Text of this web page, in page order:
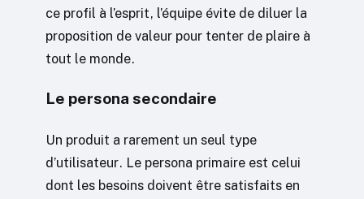
ce profil à l’esprit, l’équipe évite de diluer la
proposition de valeur pour tenter de plaire à
tout le monde.
Le persona secondaire
Un produit a rarement un seul type
d’utilisateur. Le persona primaire est celui
dont les besoins doivent être satisfaits en